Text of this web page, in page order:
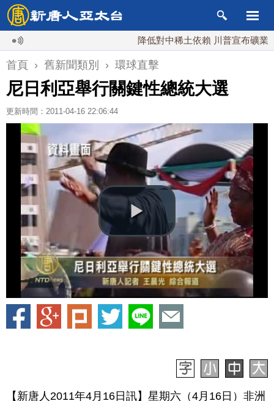
降低對中稀土依賴 川普宣布礦業投資
首頁 › 舊新聞類別 › 環球直擊
尼日利亞舉行關鍵性總統大選
更新時間：2011-04-16 22:06:44
【新唐人2011年4月16日訊】星期六（4月16日）非洲